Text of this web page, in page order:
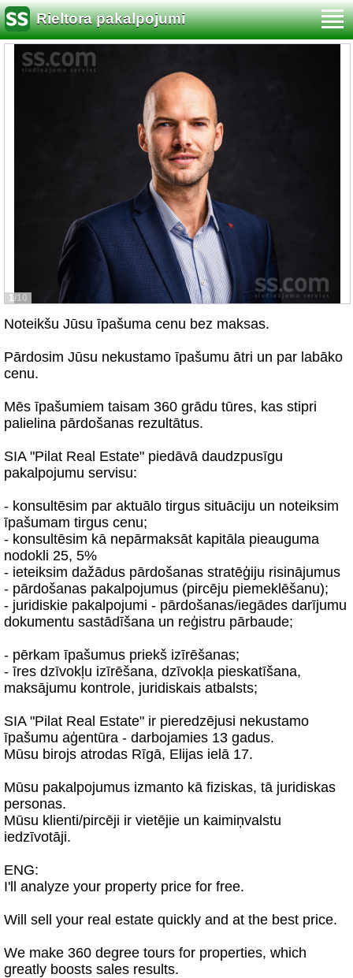
Rieltora pakalpojumi
1/10
Noteikšu Jūsu īpašuma cenu bez maksas.
Pārdosim Jūsu nekustamo īpašumu ātri un par labāko
cenu.
Mēs īpašumiem taisam 360 grādu tūres, kas stipri
palielina pārdošanas rezultātus.
SIA "Pilat Real Estate" piedāvā daudzpusīgu
pakalpojumu servisu:
- konsultēsim par aktuālo tirgus situāciju un noteiksim
īpašumam tirgus cenu;
- konsultēsim kā nepārmaksāt kapitāla pieauguma
nodokli 25, 5%
- ieteiksim dažādus pārdošanas stratēģiju risinājumus
- pārdošanas pakalpojumus (pircēju piemeklēšanu);
- juridiskie pakalpojumi - pārdošanas/iegādes darījumu
dokumentu sastādīšana un reģistru pārbaude;
- pērkam īpašumus priekš izīrēšanas;
- īres dzīvokļu izīrēšana, dzīvokļa pieskatīšana,
maksājumu kontrole, juridiskais atbalsts;
SIA "Pilat Real Estate" ir pieredzējusi nekustamo
īpašumu aģentūra - darbojamies 13 gadus.
Mūsu birojs atrodas Rīgā, Elijas ielā 17.
Mūsu pakalpojumus izmanto kā fiziskas, tā juridiskas
personas.
Mūsu klienti/pircēji ir vietējie un kaimiņvalstu
iedzīvotāji.
ENG:
I'll analyze your property price for free.
Will sell your real estate quickly and at the best price.
We make 360 degree tours for properties, which
greatly boosts sales results.